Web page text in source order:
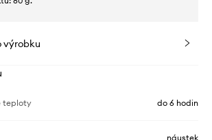
výrobku
teploty do 6 hodin
náustek